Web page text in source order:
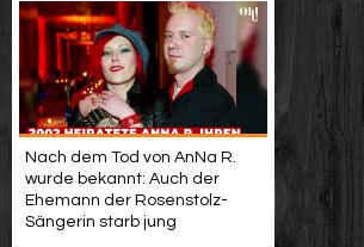
Nach dem Tod von AnNa R.
wurde bekannt: Auch der
Ehemann der Rosenstolz-
Sängerin starb jung